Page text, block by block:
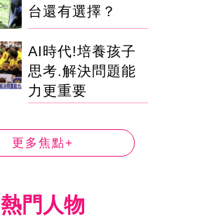
台還有選擇？
AI時代!培養孩子
思考.解決問題能
力更重要
更多焦點+
熱門人物